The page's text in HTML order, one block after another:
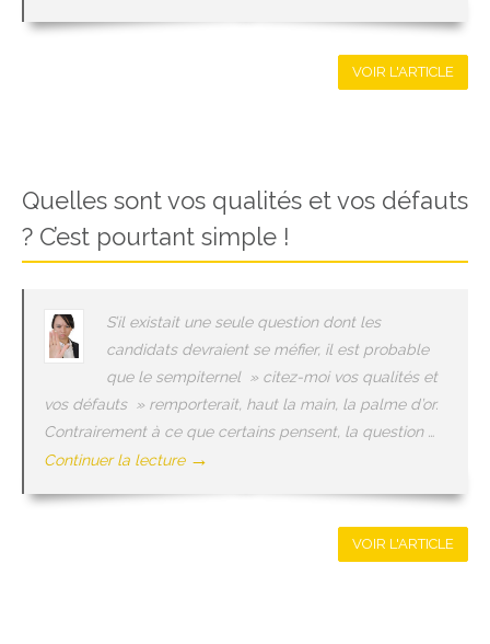
VOIR L'ARTICLE
Quelles sont vos qualités et vos défauts
? C’est pourtant simple !
S’il existait une seule question dont les
candidats devraient se méfier, il est probable
que le sempiternel » citez-moi vos qualités et
vos défauts » remporterait, haut la main, la palme d’or.
Contrairement à ce que certains pensent, la question …
Continuer la lecture →
VOIR L'ARTICLE